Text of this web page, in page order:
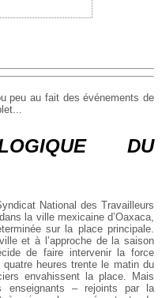
peu au fait des événements de
DU
National des Travailleurs
la ville mexicaine d’Oaxaca,
sur la place principale.
et à l’approche de la saison
de faire intervenir la force
quatre heures trente le matin du
envahissent la place. Mais
enseignants – rejoints par la